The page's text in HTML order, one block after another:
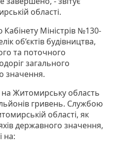
області.
Міністрів №130-
об’єктів будівництва,
та поточного
загального
значення.
на Житомирську область
гривень. Службою
області, як
державного значення,
на: